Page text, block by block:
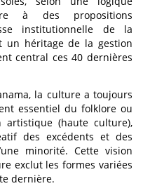
à des propositions
institutionnelle de la
un héritage de la gestion
central ces 40 dernières
la culture a toujours
essentiel du folklore ou
artistique (haute culture),
des excédents et des
minorité. Cette vision
exclut les formes variées
dernière.